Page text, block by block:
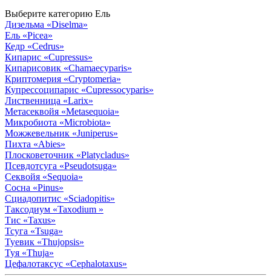
Выберите категорию Ель
Дизельма «Diselma»
Ель «Picea»
Кедр «Cedrus»
Кипарис «Cupressus»
Кипарисовик «Chamaecyparis»
Криптомерия «Cryptomeria»
Купрессоципарис «Cupressocyparis»
Лиственница «Larix»
Метасеквойя «Metasequoia»
Микробиота «Microbiota»
Можжевельник «Juniperus»
Пихта «Abies»
Плосковеточник «Platycladus»
Псевдотсуга «Pseudotsuga»
Секвойя «Sequoia»
Сосна «Pinus»
Сциадопитис «Sciadopitis»
Таксодиум «Taxodium »
Тис «Taxus»
Тсуга «Tsuga»
Туевик «Thujopsis»
Туя «Thuja»
Цефалотаксус «Cephalotaxus»